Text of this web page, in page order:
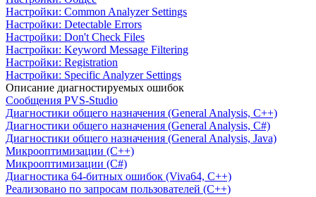
Настройки: Common Analyzer Settings
Настройки: Detectable Errors
Настройки: Don't Check Files
Настройки: Keyword Message Filtering
Настройки: Registration
Настройки: Specific Analyzer Settings
Описание диагностируемых ошибок
Сообщения PVS-Studio
Диагностики общего назначения (General Analysis, C++)
Диагностики общего назначения (General Analysis, C#)
Диагностики общего назначения (General Analysis, Java)
Микрооптимизации (C++)
Микрооптимизации (C#)
Диагностика 64-битных ошибок (Viva64, C++)
Реализовано по запросам пользователей (C++)